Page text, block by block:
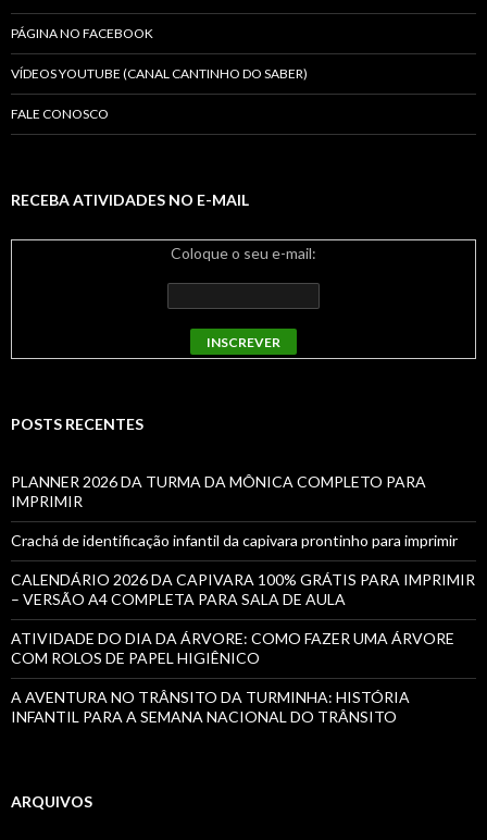
PÁGINA NO FACEBOOK
VÍDEOS YOUTUBE (CANAL CANTINHO DO SABER)
FALE CONOSCO
RECEBA ATIVIDADES NO E-MAIL
Coloque o seu e-mail:
POSTS RECENTES
PLANNER 2026 DA TURMA DA MÔNICA COMPLETO PARA
IMPRIMIR
Crachá de identificação infantil da capivara prontinho para imprimir
CALENDÁRIO 2026 DA CAPIVARA 100% GRÁTIS PARA IMPRIMIR
– VERSÃO A4 COMPLETA PARA SALA DE AULA
ATIVIDADE DO DIA DA ÁRVORE: COMO FAZER UMA ÁRVORE
COM ROLOS DE PAPEL HIGIÊNICO
A AVENTURA NO TRÂNSITO DA TURMINHA: HISTÓRIA
INFANTIL PARA A SEMANA NACIONAL DO TRÂNSITO
ARQUIVOS